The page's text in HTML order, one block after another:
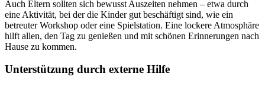
Auch Eltern sollten sich bewusst Auszeiten nehmen – etwa durch
eine Aktivität, bei der die Kinder gut beschäftigt sind, wie ein
betreuter Workshop oder eine Spielstation. Eine lockere Atmosphäre
hilft allen, den Tag zu genießen und mit schönen Erinnerungen nach
Hause zu kommen.
Unterstützung durch externe Hilfe